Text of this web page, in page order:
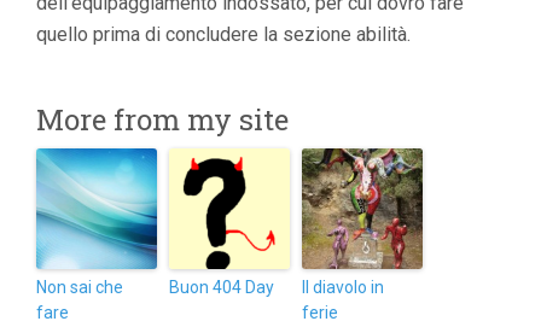
quello prima di concludere la sezione abilità.
More from my site
Non sai che
fare
Buon 404 Day
Il diavolo in
ferie